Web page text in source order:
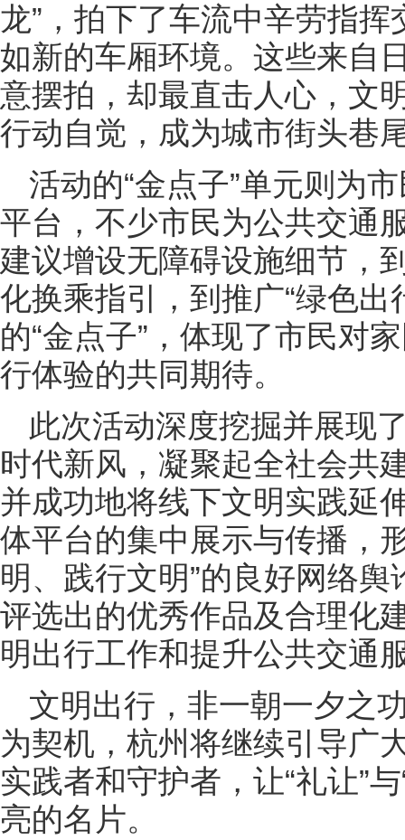
龙”，拍下了车流中辛劳指
如新的车厢环境。这些来自
意摆拍，却最直击人心，文
行动自觉，成为城市街头巷
活动的“金点子”单元则为
平台，不少市民为公共交通
建议增设无障碍设施细节，
化换乘指引，到推广“绿色
的“金点子”，体现了市民对
行体验的共同期待。
此次活动深度挖掘并展现
时代新风，凝聚起全社会共
并成功地将线下文明实践延
体平台的集中展示与传播，
明、践行文明”的良好网络
评选出的优秀作品及合理化
明出行工作和提升公共交通
文明出行，非一朝一夕之
为契机，杭州将继续引导广
实践者和守护者，让“礼让”
亮的名片。